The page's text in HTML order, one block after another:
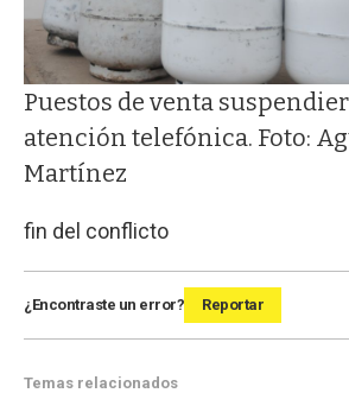
Puestos de venta
atención telefónica. Foto:
Martínez
fin del conflicto
¿Encontraste un error? Reportar
Temas relacionados